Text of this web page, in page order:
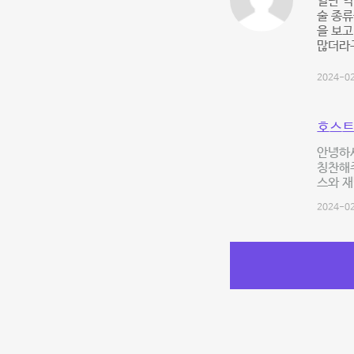
술 종
을 보
많더
2024-
호스
안녕하
칭찬
스와
2024-